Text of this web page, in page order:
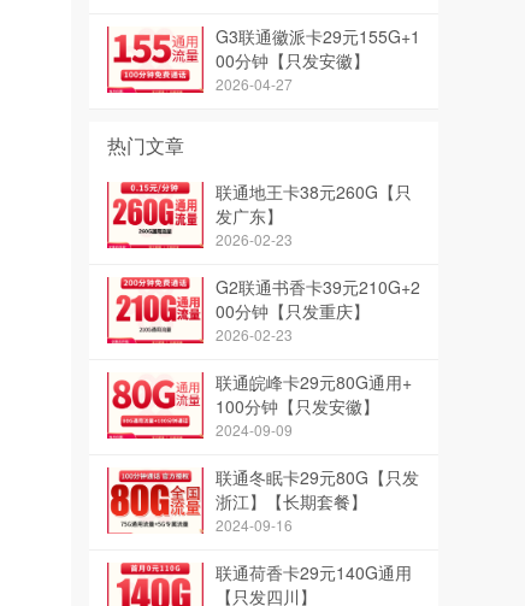
G3联通徽派卡29元155G+1
00分钟【只发安徽】
2026-04-27
热门文章
联通地王卡38元260G【只
发广东】
2026-02-23
G2联通书香卡39元210G+2
00分钟【只发重庆】
2026-02-23
联通皖峰卡29元80G通用+
100分钟【只发安徽】
2024-09-09
联通冬眠卡29元80G【只发
浙江】【长期套餐】
2024-09-16
联通荷香卡29元140G通用
【只发四川】